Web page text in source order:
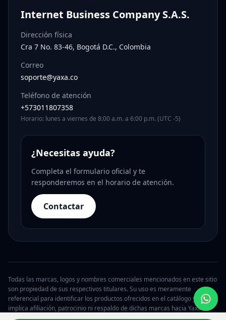
Internet Business Company S.A.S.
Dirección física
Cra 7 No. 83-46, Bogotá D.C., Colombia
Correo
soporte@yaxa.co
Teléfono de atención
+573011807358
Horario: lunes a viernes de 8:00 a.m. a 6:00 p.m. (UTC -5)
¿Necesitas ayuda?
Completa el formulario oficial y te
responderemos en el horario de atención.
Contactar
Todas las marcas, logos y nombres comerciales mencionados en este sitio
son propiedad de sus respectivos titulares. Su uso es meramente
referencial para identificar los productos ofrecidos en el catálogo y no
implica afiliación, patrocinio ni respaldo de dichas marcas hacia Yaxa.